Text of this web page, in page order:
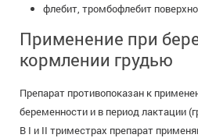
флебит, тромбофлебит
Применение при
кормлении грудью
Препарат противопоказан к
беременности и в период лактации
В I и II триместрах препарат